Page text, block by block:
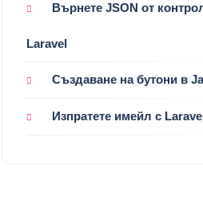
Върнете JSON от
Laravel
Създаване на бутони в
Изпратете имейл с